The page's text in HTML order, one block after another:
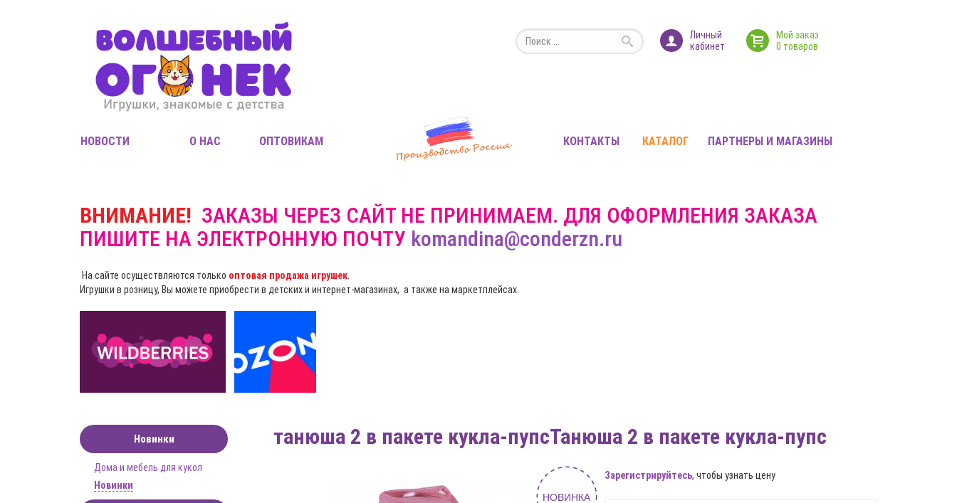
Личный
кабинет
Мой заказ
0 товаров
НОВОСТИ О НАС ОПТОВИКАМ КОНТАКТЫ КАТАЛОГ ПАРТНЕРЫ И МАГАЗИНЫ
ВНИМАНИЕ! ЗАКАЗЫ ЧЕРЕЗ САЙТ НЕ ПРИНИМАЕМ. ДЛЯ ОФОРМЛЕНИЯ ЗАКАЗА
ПИШИТЕ НА ЭЛЕКТРОННУЮ ПОЧТУ komandina@conderzn.ru
На сайте осуществляются только оптовая продажа игрушек
Игрушки в розницу, Вы можете приобрести в детских и интернет-магазинах, а также на маркетплейсах.
Новинки
Дома и мебель для кукол
Новинки
танюша 2 в пакете кукла-пупсТанюша 2 в пакете кукла-пупс
НОВИНКА
Зарегистрируйтесь, чтобы узнать цену